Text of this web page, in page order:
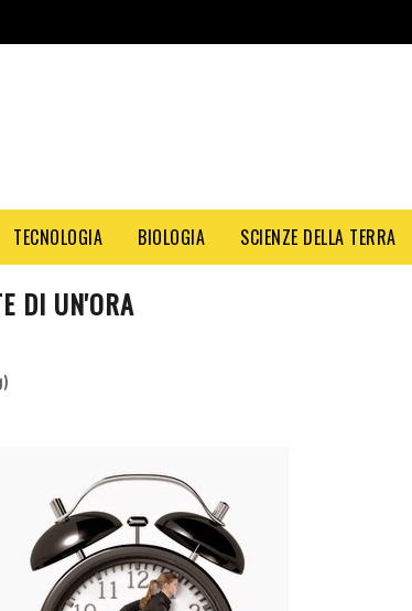
TECNOLOGIA BIOLOGIA SCIENZE DELLA TERRA
DI UN'ORA